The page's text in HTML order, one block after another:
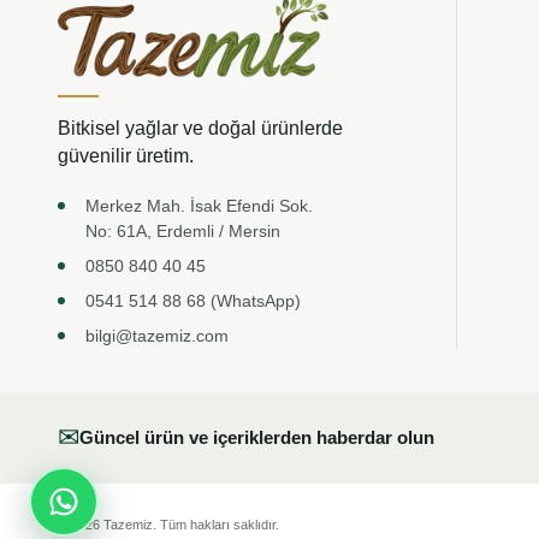
Bitkisel yağlar ve doğal ürünlerde
güvenilir üretim.
Merkez Mah. İsak Efendi Sok.
No: 61A, Erdemli / Mersin
0850 840 40 45
0541 514 88 68 (WhatsApp)
bilgi@tazemiz.com
✉Güncel ürün ve içeriklerden haberdar olun
© 2026 Tazemiz. Tüm hakları saklıdır.